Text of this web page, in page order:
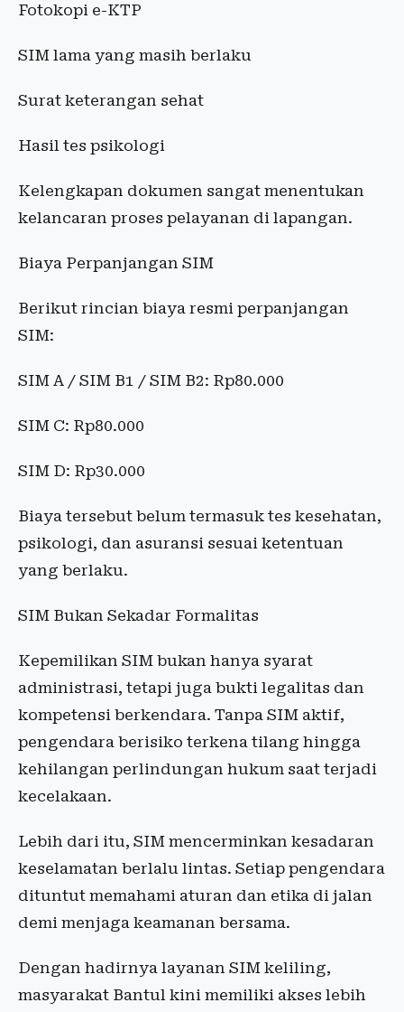
Fotokopi e-KTP
SIM lama yang masih berlaku
Surat keterangan sehat
Hasil tes psikologi
Kelengkapan dokumen sangat menentukan
kelancaran proses pelayanan di lapangan.
Biaya Perpanjangan SIM
Berikut rincian biaya resmi perpanjangan
SIM:
SIM A / SIM B1 / SIM B2: Rp80.000
SIM C: Rp80.000
SIM D: Rp30.000
Biaya tersebut belum termasuk tes kesehatan,
psikologi, dan asuransi sesuai ketentuan
yang berlaku.
SIM Bukan Sekadar Formalitas
Kepemilikan SIM bukan hanya syarat
administrasi, tetapi juga bukti legalitas dan
kompetensi berkendara. Tanpa SIM aktif,
pengendara berisiko terkena tilang hingga
kehilangan perlindungan hukum saat terjadi
kecelakaan.
Lebih dari itu, SIM mencerminkan kesadaran
keselamatan berlalu lintas. Setiap pengendara
dituntut memahami aturan dan etika di jalan
demi menjaga keamanan bersama.
Dengan hadirnya layanan SIM keliling,
masyarakat Bantul kini memiliki akses lebih